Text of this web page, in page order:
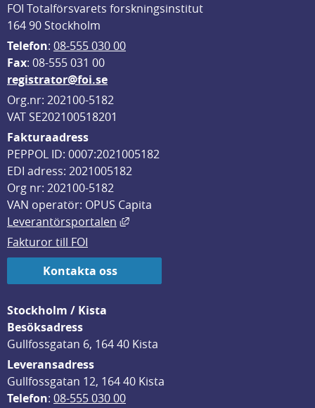
FOI Totalförsvarets forskningsinstitut
164 90 Stockholm
Telefon: 08-555 030 00
Fax: 08-555 031 00
registrator@foi.se
Org.nr: 202100-5182
VAT SE202100518201
Fakturaadress
PEPPOL ID: 0007:2021005182
EDI adress: 2021005182
Org nr: 202100-5182
VAN operatör: OPUS Capita
Leverantörsportalen
Länk till annan webbplats, öppnas
Fakturor till FOI
Kontakta oss
Stockholm / Kista
Besöksadress
Gullfossgatan 6, 164 40 Kista
Leveransadress
Gullfossgatan 12, 164 40 Kista
Telefon: 08-555 030 00